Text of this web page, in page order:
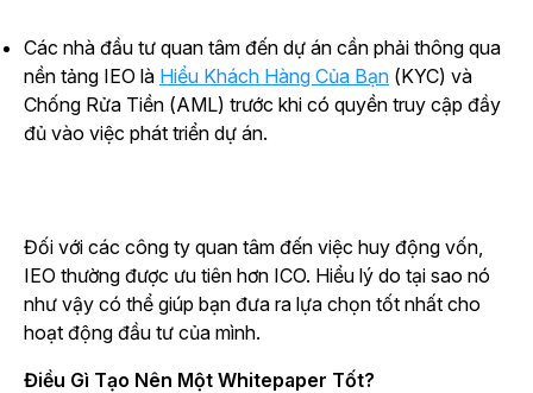
Các nhà đầu tư quan tâm đến dự án cần phải thông qua
nền tảng IEO là Hiểu Khách Hàng Của Bạn (KYC) và
Chống Rửa Tiền (AML) trước khi có quyền truy cập đầy
đủ vào việc phát triển dự án.
Đối với các công ty quan tâm đến việc huy động vốn,
IEO thường được ưu tiên hơn ICO. Hiểu lý do tại sao nó
như vậy có thể giúp bạn đưa ra lựa chọn tốt nhất cho
hoạt động đầu tư của mình.
Điều Gì Tạo Nên Một Whitepaper Tốt?